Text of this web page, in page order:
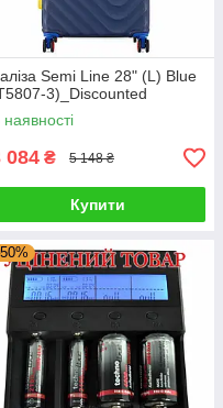
Semi Line 28" (L) Blue
3)_Discounted
наявності
084 ₴ 5 148 ₴
Купити